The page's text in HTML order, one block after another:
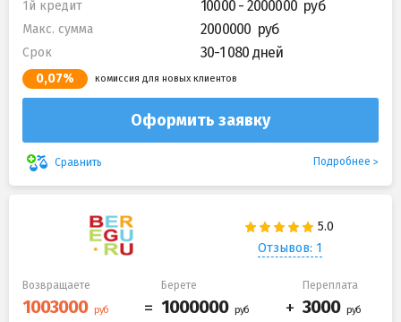
1й кредит 10000 - 2000000
Макс. сумма 2000000
Срок 30-1 080 дней
0,07% комиссия для новых клиентов
Оформить заявку
Сравнить Подробнее
Отзывов: 1
Возвращаете Берете Переплата